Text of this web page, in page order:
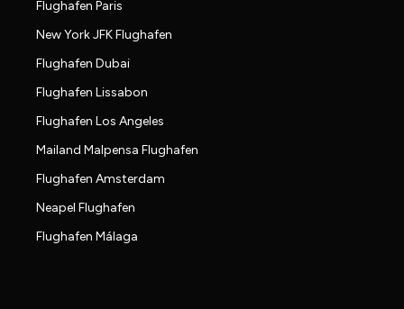
Flughafen Paris
New York JFK Flughafen
Flughafen Dubai
Flughafen Lissabon
Flughafen Los Angeles
Mailand Malpensa Flughafen
Flughafen Amsterdam
Neapel Flughafen
Flughafen Málaga